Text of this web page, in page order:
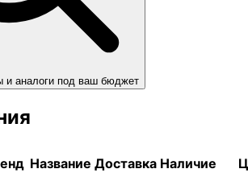
и аналоги под ваш бюджет
Название Доставка Наличие